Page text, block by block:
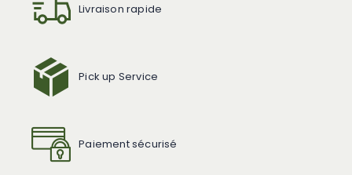
Livraison rapide
Pick up Service
Paiement sécurisé